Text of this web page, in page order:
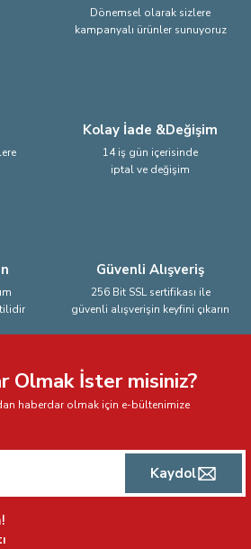
Dönemsel olarak sizlere
kampanyalı ürünler sunuyoruz
Kolay İade &Değişim
14 iş gün içerisinde
iptal ve değişim
Güvenli Alışveriş
256 Bit SSL sertifikası ile
güvenli alışverişin keyfini çıkarın
Olmak İster misiniz?
haberdar olmak için e-bültenimize
Kaydol